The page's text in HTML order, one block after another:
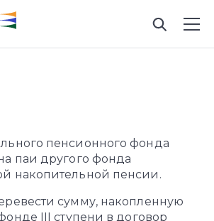
пенсионного фонда
паи другого фонда
накопительной пенсии.
сумму, накопленную
III ступени в договор